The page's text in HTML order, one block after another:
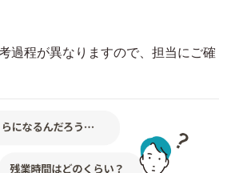
過程が異なりますので、担当にご確